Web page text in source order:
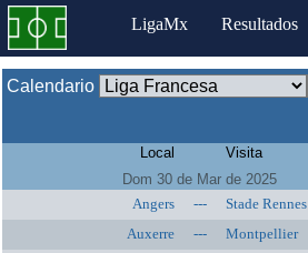
LigaMx Resultados
Calendario
Local Visita
Dom 30 de Mar de 2025
Angers
--- Stade Rennes
Auxerre
--- Montpellier